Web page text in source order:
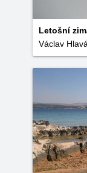
Letošní
Václav